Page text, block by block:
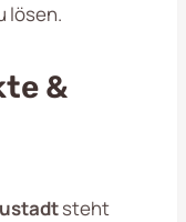
lösen.
&
steht